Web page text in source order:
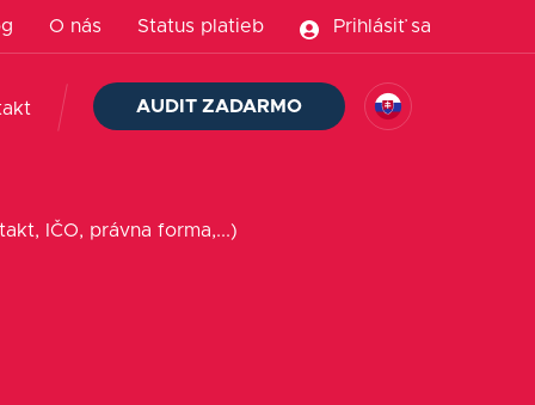
Prihlásiť sa
Status platieb
O nás
AUDIT ZADARMO
IČO, právna forma,...)